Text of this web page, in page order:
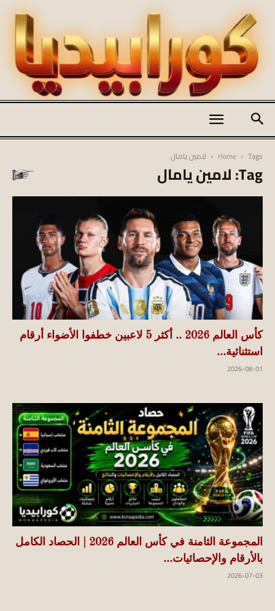
koraapedia
Home Tags لامين يامال
Tag: لامين يامال
كأس العالم 2026 .. أكثر 5 لاعبين خطفوا الأضواء أرقام
استثنائية...
2026-08-01
المجموعة الثامنة في كأس العالم 2026 | الحصاد الكامل
بالأرقام والإحصائيات...
2026-07-03